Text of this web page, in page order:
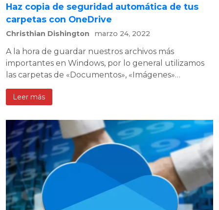
Haz copia de seguridad automática de tus
carpetas con OneDrive
Christhian Dishington marzo 24, 2022
A la hora de guardar nuestros archivos más
importantes en Windows, por lo general utilizamos
las carpetas de «Documentos», «Imágenes»…
Leer más